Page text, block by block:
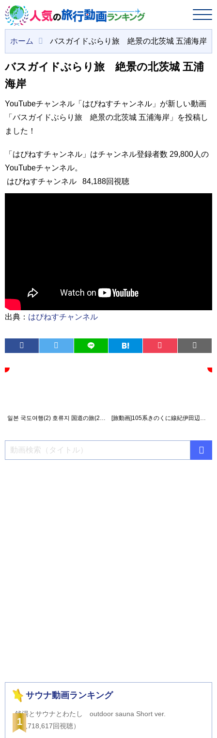
ホーム バスガイドぶらり旅 絶景の北茨城 五浦海岸
バスガイドぶらり旅 絶景の北茨城 五浦
海岸
YouTubeチャンネル「はぴねすチャンネル」が新しい動画
「バスガイドぶらり旅 絶景の北茨城 五浦海岸」を投稿し
ました！
「はぴねすチャンネル」はチャンネル登録者数 29,800人の
YouTubeチャンネル。
はぴねすチャンネル
84,188回視聴
出典： はぴねすチャンネル
[旅動画]105系きのくに線紀伊田辺～新宮メインに密着！
일본 국도여행(2) 호류지 国道の旅(2) 法隆寺
サウナ動画ランキング
1
銭湯とサウナとわたし outdoor sauna Short ver.
（2,718,617回視聴）